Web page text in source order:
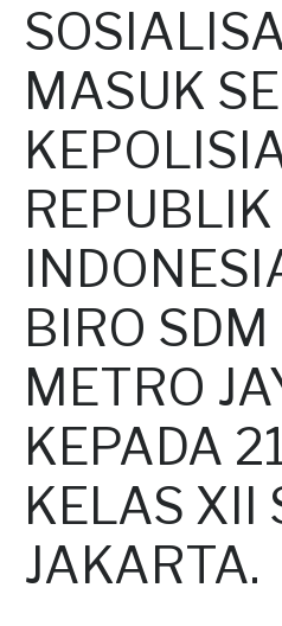
MASUK
REPUBLIK
BIRO
METRO
KEPADA
KELAS XII
JAKARTA.